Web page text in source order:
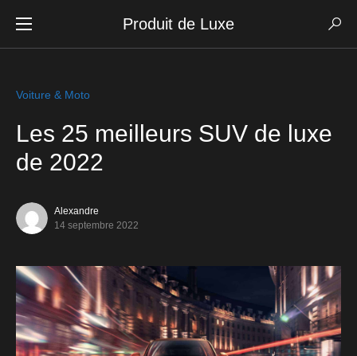
Produit de Luxe
Voiture & Moto
Les 25 meilleurs SUV de luxe
de 2022
Alexandre
14 septembre 2022